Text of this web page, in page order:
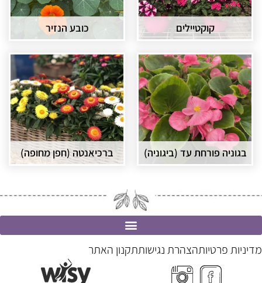
קוקטיילים כובע הנזיר
בגוניה פורחת עד (ביגוניה) ברכיאנטה (חפן מחופה)
מדיניות פרטיותהצהרת נגישותתקנון האתר